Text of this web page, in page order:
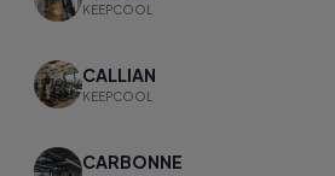
KEEPCOOL
CALLIAN
KEEPCOOL
CARBONNE